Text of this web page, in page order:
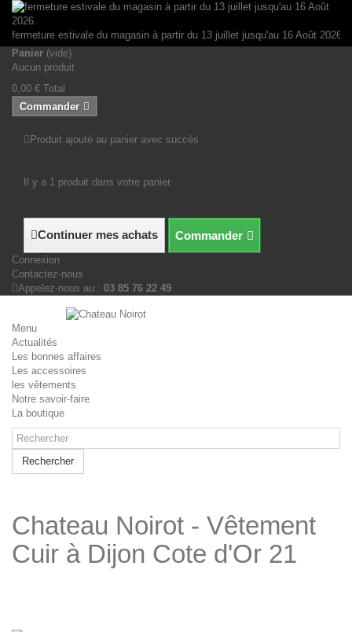
fermeture estivale du magasin à partir du 13 juillet jusqu'au 16 Août 2026.
Panier (vide)
Aucun produit
0,00 € Total
Commander
Produit ajouté au panier avec succès
Il y a 1 produit dans votre panier.
Continuer mes achats Commander
Connexion
Contactez-nous
Appelez-nous au : 03 85 76 22 49
Menu
Actualités
Les bonnes affaires
Les accessoires
les vêtements
Notre savoir-faire
La boutique
Rechercher
Chateau Noirot - Vêtement
Cuir à Dijon Cote d'Or 21
Panneau de gestion des cookies